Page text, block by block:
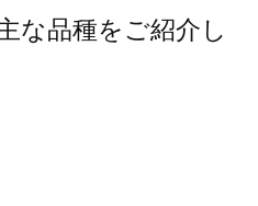
な品種をご紹介し